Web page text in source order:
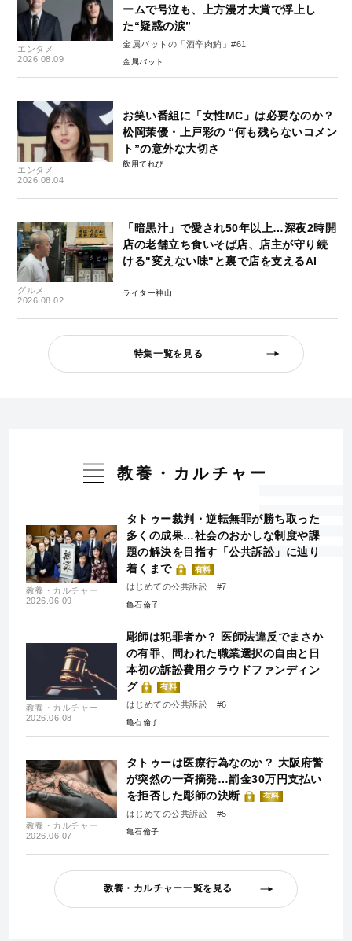
エンタメ
2026.08.09
ームで号泣も、上方漫才大賞で浮上し
た“疑惑の涙”
金属バットの「酒辛肉鮪」#61
金属バット
エンタメ
2026.08.04
お笑い番組に「女性MC」は必要なのか？
松岡茉優・上戸彩の “何も残らないコメン
ト”の意外な大切さ
飲用てれび
グルメ
2026.08.02
「暗黒汁」で愛され50年以上…深夜2時開
店の老舗立ち食いそば店、店主が守り続
ける"変えない味"と裏で店を支えるAI
ライター神山
特集一覧を見る
教養・カルチャー
教養・カルチャー
2026.06.09
タトゥー裁判・逆転無罪が勝ち取った
多くの成果…社会のおかしな制度や課
題の解決を目指す「公共訴訟」に辿り
着くまで
有料
はじめての公共訴訟 #7
亀石倫子
教養・カルチャー
2026.06.08
彫師は犯罪者か？ 医師法違反でまさか
の有罪、問われた職業選択の自由と日
本初の訴訟費用クラウドファンディン
グ
有料
はじめての公共訴訟 #6
亀石倫子
教養・カルチャー
2026.06.07
タトゥーは医療行為なのか？ 大阪府警
が突然の一斉摘発…罰金30万円支払い
を拒否した彫師の決断
有料
はじめての公共訴訟 #5
亀石倫子
教養・カルチャー一覧を見る